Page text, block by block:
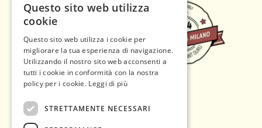
Questo sito web utilizza
cookie
Questo sito web utilizza i cookie per
migliorare la tua esperienza di navigazione.
Utilizzando il nostro sito web acconsenti a
tutti i cookie in conformità con la nostra
policy per i cookie. Leggi di più
STRETTAMENTE NECESSARI